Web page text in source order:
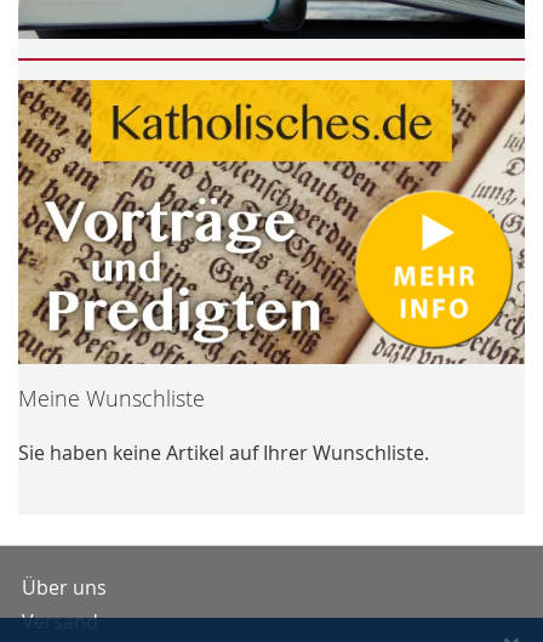
Meine Wunschliste
Sie haben keine Artikel auf Ihrer Wunschliste.
Über uns
Versand